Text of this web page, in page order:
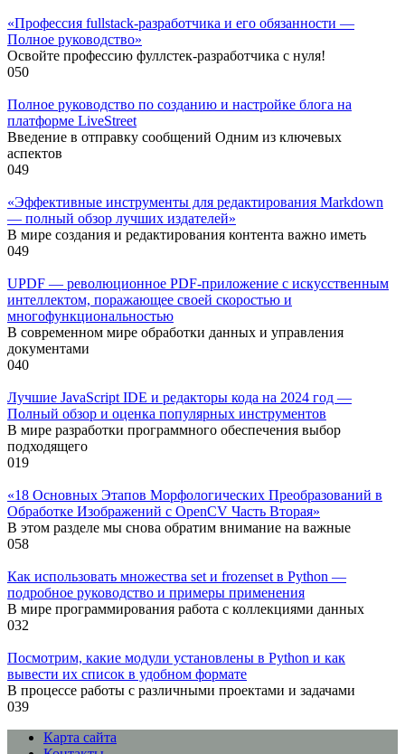
«Профессия fullstack-разработчика и его обязанности —
Полное руководство»
Освойте профессию фуллстек-разработчика с нуля!
050
Полное руководство по созданию и настройке блога на
платформе LiveStreet
Введение в отправку сообщений Одним из ключевых
аспектов
049
«Эффективные инструменты для редактирования Markdown
— полный обзор лучших издателей»
В мире создания и редактирования контента важно иметь
049
UPDF — революционное PDF-приложение с искусственным
интеллектом, поражающее своей скоростью и
многофункциональностью
В современном мире обработки данных и управления
документами
040
Лучшие JavaScript IDE и редакторы кода на 2024 год —
Полный обзор и оценка популярных инструментов
В мире разработки программного обеспечения выбор
подходящего
019
«18 Основных Этапов Морфологических Преобразований в
Обработке Изображений с OpenCV Часть Вторая»
В этом разделе мы снова обратим внимание на важные
058
Как использовать множества set и frozenset в Python —
подробное руководство и примеры применения
В мире программирования работа с коллекциями данных
032
Посмотрим, какие модули установлены в Python и как
вывести их список в удобном формате
В процессе работы с различными проектами и задачами
039
Карта сайта